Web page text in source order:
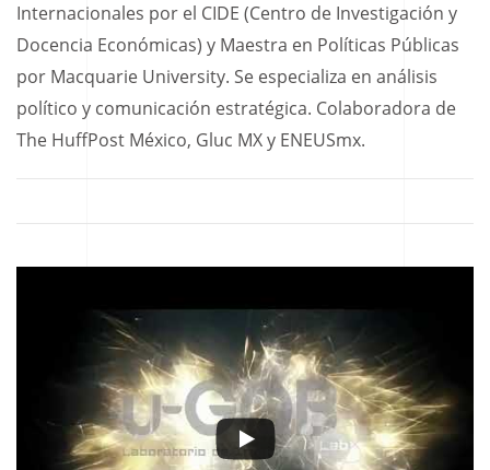
Internacionales por el CIDE (Centro de Investigación y
Docencia Económicas) y Maestra en Políticas Públicas
por Macquarie University. Se especializa en análisis
político y comunicación estratégica. Colaboradora de
The HuffPost México, Gluc MX y ENEUSmx.